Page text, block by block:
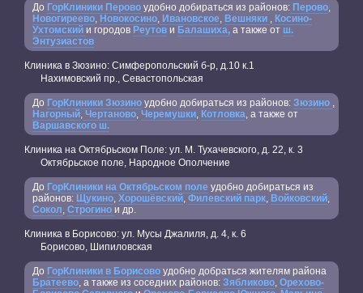
До ГорКлиники Перово удобно добираться из районов: Перово
Новогиреево Новокосино Ивановское Вешняки
Косино-
Ухтомский и городов Реутов и Балашиха, а также от ш.
Энтузиастов
Клиника в Зюзино: Симферопольский б-р, д.10 к.1
Нахимовский пр., Севастопольская
До ГорКлиники Зюзино удобно добираться из районов: Зюзино
Нагорный Чертаново Черемушки Котловка , а также от
Варшавского ш.
Клиника на Октябрьском Поле: ул. М. Тухачевского, д. 22, к. 3
Октябрьское поле, Народное Ополчение
До ГорКлиники на Октябрьском поле удобно добираться из
районов: Щукино Хорошёвский Филевский парк Войковский
Сокол Строгино и др.
Клиника в Борисово: ул. Мусы Джалиля, д. 4, к. 6
Борисово, Шипиловская
До ГорКлиники в Борисово удобно добраться жителям района
Братеево , а также из соседних районов: Зябликово Орехово-